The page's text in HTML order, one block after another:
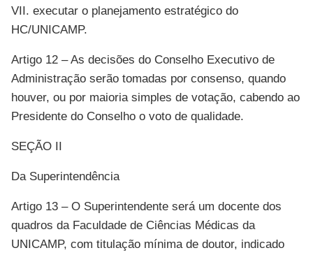
VII. executar o planejamento estratégico do
HC/UNICAMP.
Artigo 12 – As decisões do Conselho Executivo de
Administração serão tomadas por consenso, quando
houver, ou por maioria simples de votação, cabendo ao
Presidente do Conselho o voto de qualidade.
SEÇÃO II
Da Superintendência
Artigo 13 – O Superintendente será um docente dos
quadros da Faculdade de Ciências Médicas da
UNICAMP, com titulação mínima de doutor, indicado